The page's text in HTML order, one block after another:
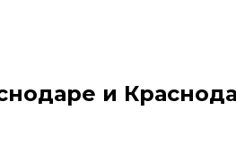
и